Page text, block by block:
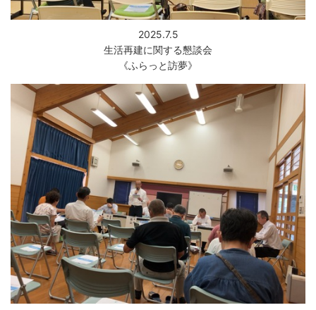
都市整備 産業・雇用
観光情報 市の紹介
世界農業遺産 施設案内
市政情報
市役所ご案内 広報・広聴
行政 教育行政
農業委員会 議会
選挙
防災
2025.7.5
生活再建に関する懇談会
《ふらっと訪夢》